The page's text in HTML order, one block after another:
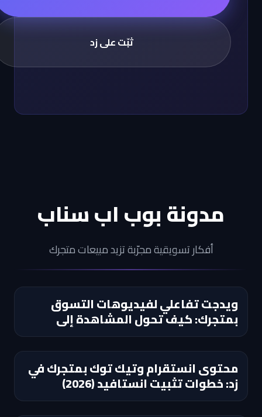
ثبّت على زد
مدونة بوب اب سناب
أفكار تسويقية مجرّبة تزيد مبيعات متجرك
ويدجت تفاعلي لفيديوهات التسوق
بمتجرك: كيف تحول المشاهدة إلى
إضافة للسلة؟
محتوى انستقرام وتيك توك بمتجرك في
زد: خطوات تثبيت انستافيد (2026)